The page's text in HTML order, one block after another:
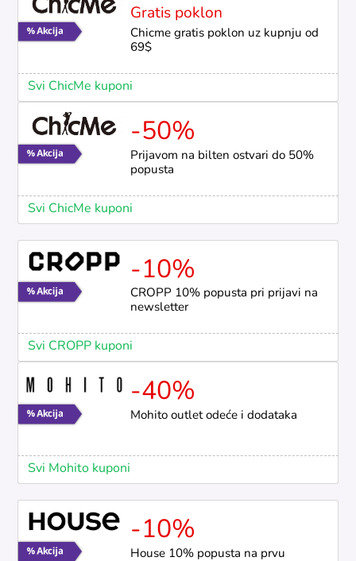
Gratis poklon
Chicme gratis poklon uz kupnju od
69$
Svi ChicMe kuponi
-50%
Prijavom na bilten ostvari do 50%
popusta
Svi ChicMe kuponi
-10%
CROPP 10% popusta pri prijavi na
newsletter
Svi CROPP kuponi
-40%
Mohito outlet odeće i dodataka
Svi Mohito kuponi
-10%
House 10% popusta na prvu